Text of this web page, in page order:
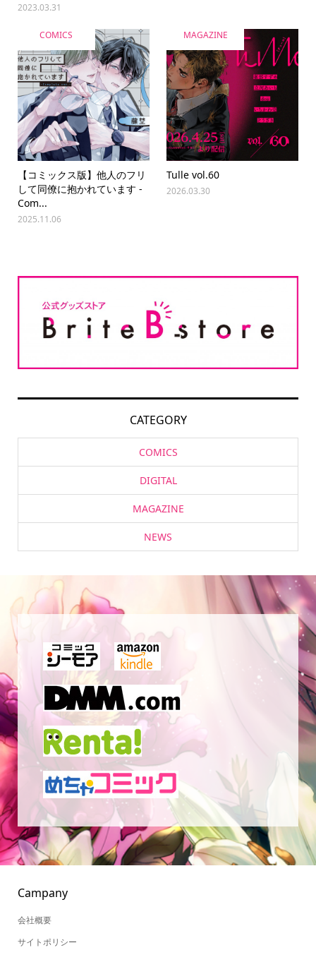
2023.03.31
COMICS
【コミックス版】他人のフリ
して同僚に抱かれています -
Com...
2025.11.06
MAGAZINE
Tulle vol.60
2026.03.30
CATEGORY
COMICS
DIGITAL
MAGAZINE
NEWS
Campany
会社概要
サイトポリシー